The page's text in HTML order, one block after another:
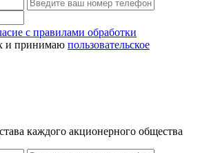
с правилами обработки
и принимаю пользовательское
каждого акционерного общества